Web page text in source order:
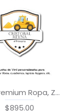
Pack Premium Ropa, Zapatos y Escuela Trucks
$895.00